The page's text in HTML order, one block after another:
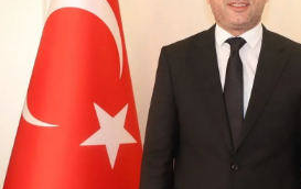
İnşaat-Emlak
Kültür-Sanat
Sağlık